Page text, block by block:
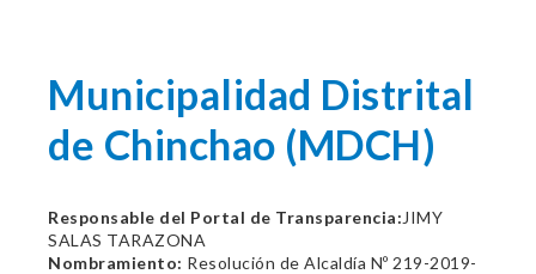
Municipalidad Distrital
de Chinchao (MDCH)
Responsable del Portal de Transparencia: JIMY
SALAS TARAZONA
Nombramiento: Resolución de Alcaldía Nº 219-2019-